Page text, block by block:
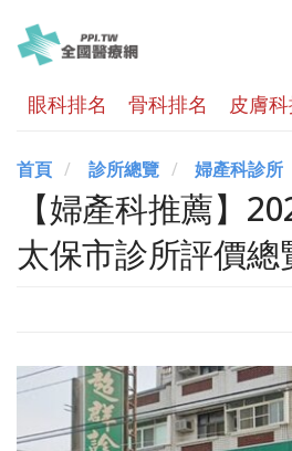
眼科排名 骨科排名 皮膚
首頁 診所總覽 婦產科診所
【婦產科推薦】
太保市診所評價總